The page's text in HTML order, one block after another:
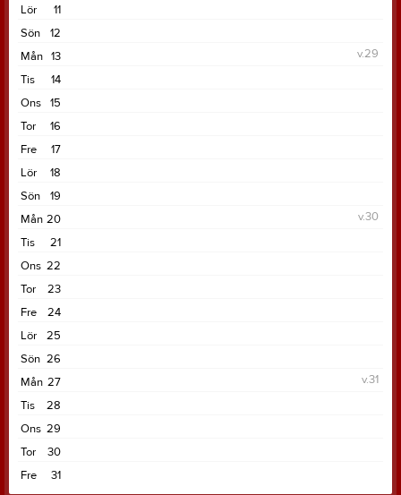
11
Lör
12
Sön
13
Mån
v.29
14
Tis
15
Ons
16
Tor
17
Fre
18
Lör
19
Sön
20
Mån
v.30
21
Tis
22
Ons
23
Tor
24
Fre
25
Lör
26
Sön
27
Mån
v.31
28
Tis
29
Ons
30
Tor
31
Fre